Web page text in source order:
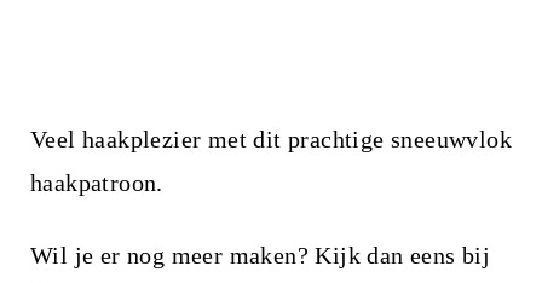
Veel haakplezier met dit prachtige sneeuwvlok
haakpatroon.
Wil je er nog meer maken? Kijk dan eens bij